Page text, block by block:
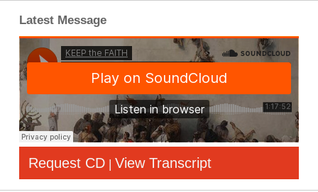
Latest Message
Request CD | View Transcript